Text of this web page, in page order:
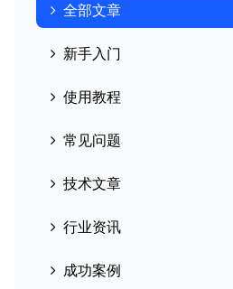
全部文章
新手入门
使用教程
常见问题
技术文章
行业资讯
成功案例